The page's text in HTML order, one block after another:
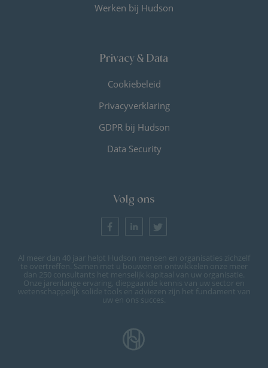
Werken bij Hudson
Privacy & Data
Cookiebeleid
Privacyverklaring
GDPR bij Hudson
Data Security
Volg ons
Al meer dan 40 jaar helpt Hudson mensen en organisaties zichzelf
te overtreffen. Samen met u bouwen en ontwikkelen onze meer
dan 250 consultants het menselijk kapitaal van uw organisatie.
Onze jarenlange ervaring, diepgaande kennis van uw sector en
wetenschappelijk solide tools en adviezen zijn het fundament van
uw en ons succes.